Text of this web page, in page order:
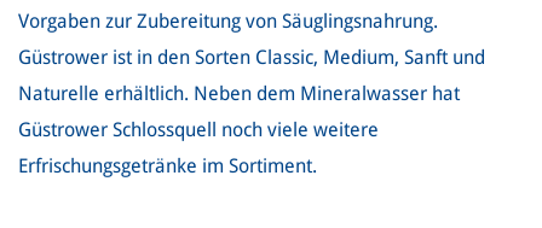
Vorgaben zur Zubereitung von Säuglingsnahrung.
Güstrower ist in den Sorten Classic, Medium, Sanft und
Naturelle erhältlich. Neben dem Mineralwasser hat
Güstrower Schlossquell noch viele weitere
Erfrischungsgetränke im Sortiment.